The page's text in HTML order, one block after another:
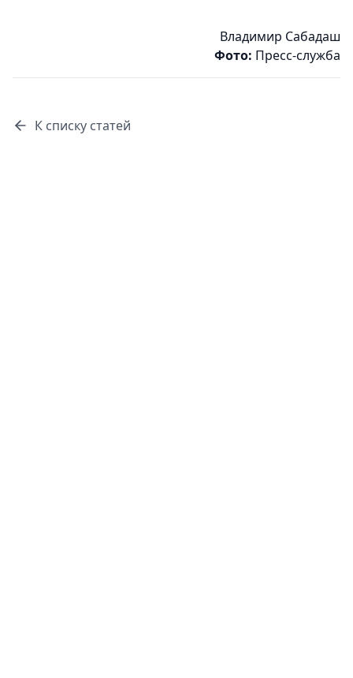
Владимир Сабадаш
Фото: Пресс-служба
К списку статей